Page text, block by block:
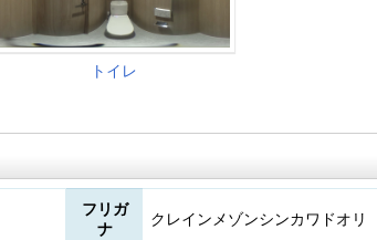
フリガ
ナ
クレインメゾンシンカワドオリ